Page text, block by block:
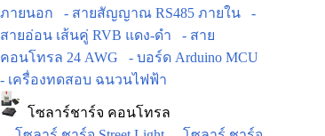
ภายนอก
- สายสัญญาณ RS485 ภายใน
-
สายอ่อน เส้นคู่ RVB แดง-ดำ
- สาย
คอนโทรล 24 AWG
- บอร์ด Arduino MCU
- เครื่องทดสอบ ฉนวนไฟฟ้า
โซลาร์ชาร์จ คอนโทรล